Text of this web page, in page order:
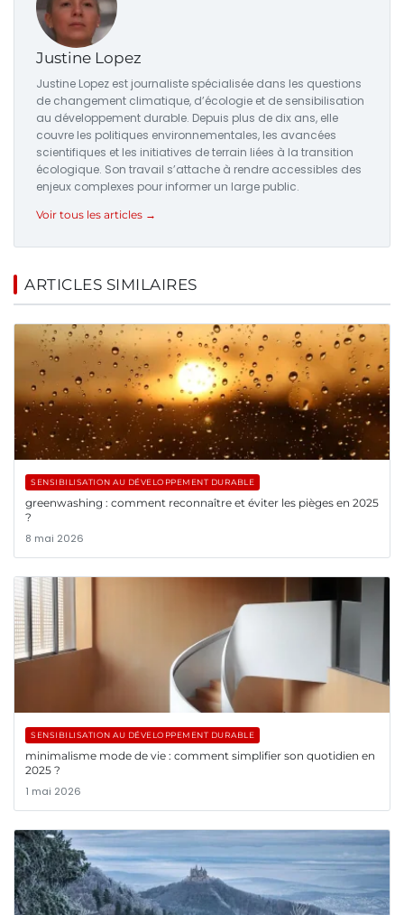
Justine Lopez
Justine Lopez est journaliste spécialisée dans les questions
de changement climatique, d’écologie et de sensibilisation
au développement durable. Depuis plus de dix ans, elle
couvre les politiques environnementales, les avancées
scientifiques et les initiatives de terrain liées à la transition
écologique. Son travail s’attache à rendre accessibles des
enjeux complexes pour informer un large public.
Voir tous les articles →
ARTICLES SIMILAIRES
SENSIBILISATION AU DÉVELOPPEMENT DURABLE
greenwashing : comment reconnaître et éviter les pièges en 2025
?
8 mai 2026
SENSIBILISATION AU DÉVELOPPEMENT DURABLE
minimalisme mode de vie : comment simplifier son quotidien en
2025 ?
1 mai 2026